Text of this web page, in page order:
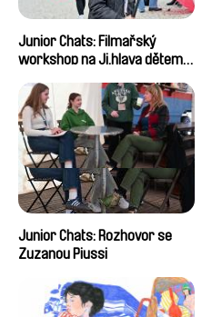
Junior Chats: Filmařský
workshop na Ji.hlava dětem
Junior Chats: Rozhovor se
Zuzanou Piussi